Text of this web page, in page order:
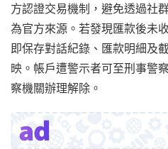
方認證交易機制，避免透過社
為官方來源。若發現匯款後未
即保存對話紀錄、匯款明細及
映。帳戶遭警示者可至刑事警
察機關辦理解除。